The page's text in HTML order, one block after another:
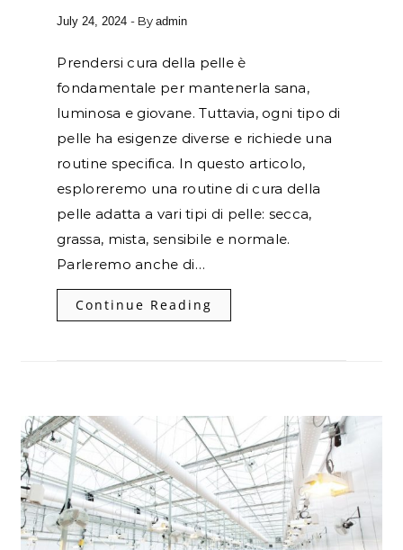
July 24, 2024 - Byadmin
Prendersi cura della pelle è
fondamentale per mantenerla sana,
luminosa e giovane. Tuttavia, ogni tipo di
pelle ha esigenze diverse e richiede una
routine specifica. In questo articolo,
esploreremo una routine di cura della
pelle adatta a vari tipi di pelle: secca,
grassa, mista, sensibile e normale.
Parleremo anche di…
Continue Reading